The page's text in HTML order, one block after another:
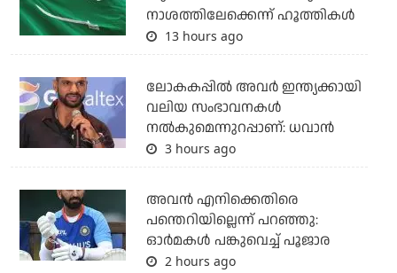
നാശത്തിലേക്കെന്ന് ഹൂത്തികള്‍
13 hours ago
ലോകകപ്പിൽ അവര്‍ ഇന്ത്യക്കായി
വലിയ സംഭാവനകള്‍
നല്‍കുമെന്നുറപ്പാണ്: ധവാന്‍
3 hours ago
അവന്‍ എനിക്കെതിരെ
പന്തെറിയില്ലെന്ന് പറഞ്ഞു:
ഓര്‍മകള്‍ പങ്കുവെച്ച് പൂജാര
2 hours ago